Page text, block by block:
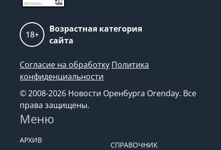
18+
Возрастная категория
сайта
Согласие на обработку Политика
конфиденциальности
© 2008-2026 Новости Оренбурга Orenday. Все
права защищены.
Меню
АРХИВ
СПРАВОЧНИК